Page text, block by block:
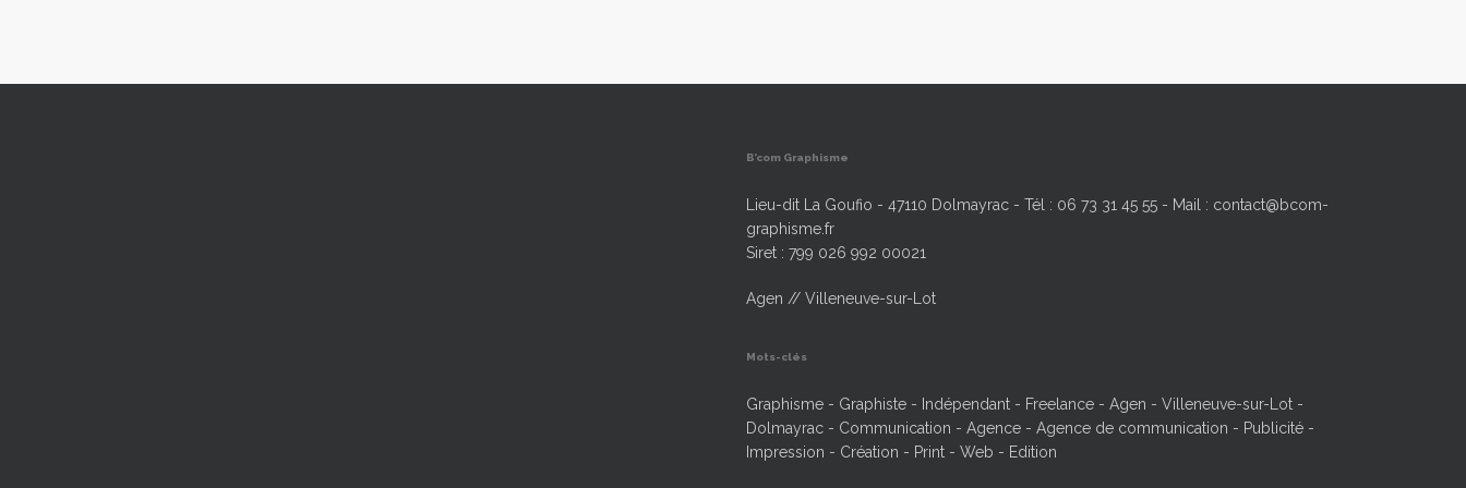
B’com Graphisme
Lieu-dit La Goufio - 47110 Dolmayrac - Tél : 06 73 31 45 55 - Mail : contact@bcom-
graphisme.fr
Siret : 799 026 992 00021
Agen // Villeneuve-sur-Lot
Mots-clés
Graphisme - Graphiste - Indépendant - Freelance - Agen - Villeneuve-sur-Lot -
Dolmayrac - Communication - Agence - Agence de communication - Publicité -
Impression - Création - Print - Web - Edition